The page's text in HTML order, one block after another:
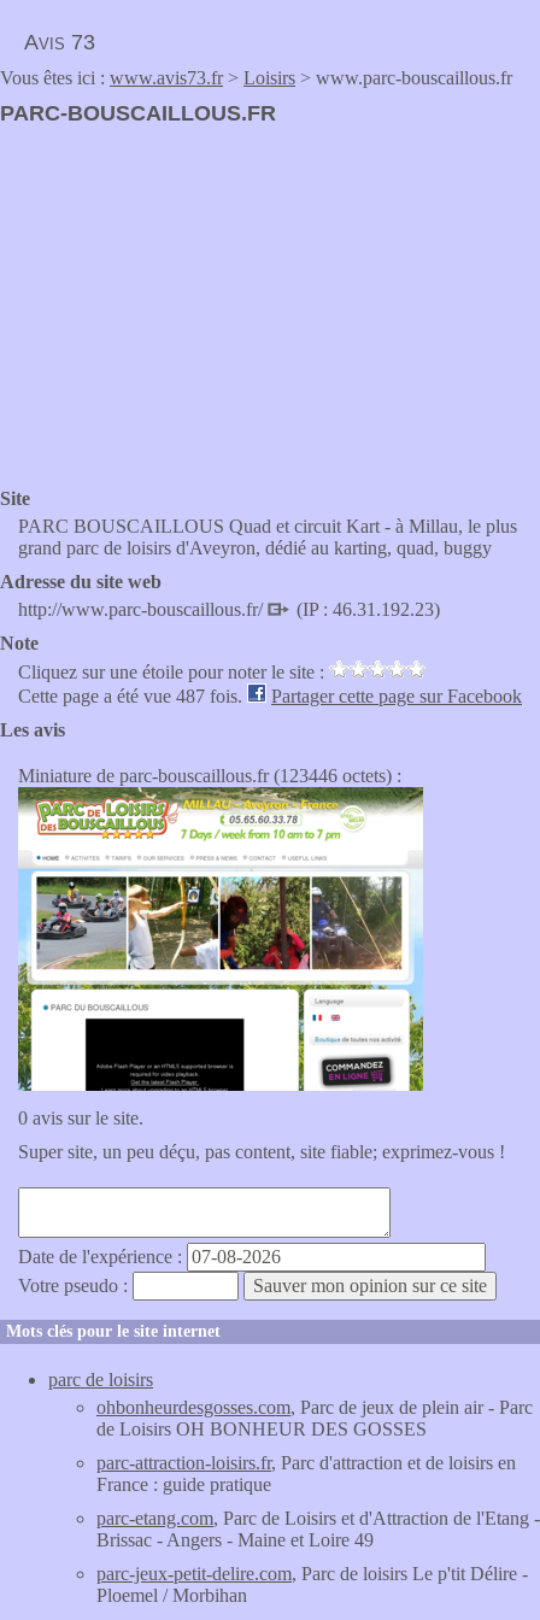
Avis 73
Vous êtes ici : www.avis73.fr> Loisirs > www.parc-bouscaillous.fr
PARC-BOUSCAILLOUS.FR
Site
PARC BOUSCAILLOUS Quad et circuit Kart - à Millau, le plus
grand parc de loisirs d'Aveyron, dédié au karting, quad, buggy
Adresse du site web
http://www.parc-bouscaillous.fr/
(IP : 46.31.192.23)
Note
Cliquez sur une étoile pour noter le site :
Cette page a été vue 487 fois.
Partager cette page sur Facebook
Les avis
Miniature de parc-bouscaillous.fr (123446 octets) :
0 avis sur le site.
Super site, un peu déçu, pas content, site fiable; exprimez-vous !
Date de l'expérience :
Votre pseudo :
Mots clés pour le site internet
parc de loisirs
ohbonheurdesgosses.com, Parc de jeux de plein air - Parc
de Loisirs OH BONHEUR DES GOSSES
parc-attraction-loisirs.fr, Parc d'attraction et de loisirs en
France : guide pratique
parc-etang.com, Parc de Loisirs et d'Attraction de l'Etang -
Brissac - Angers - Maine et Loire 49
parc-jeux-petit-delire.com, Parc de loisirs Le p'tit Délire -
Ploemel / Morbihan